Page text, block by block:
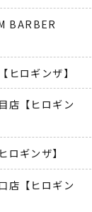
BARBER
ロギンザ】
店【ヒロギン
ギンザ】
店【ヒロギン